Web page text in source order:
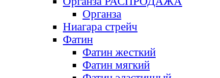
Органза
Ниагара стрейч
Фатин
Фатин жесткий
Фатин мягкий